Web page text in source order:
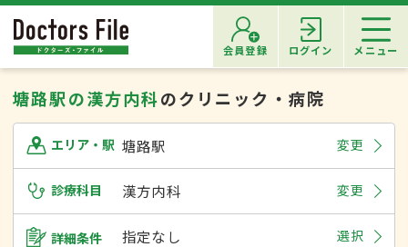
会員登録 ログイン メニュー
塘路駅の漢方内科のクリニック・病院
エリア・駅 塘路駅 変更
診療科目 漢方内科 変更
詳細条件 指定なし 選択